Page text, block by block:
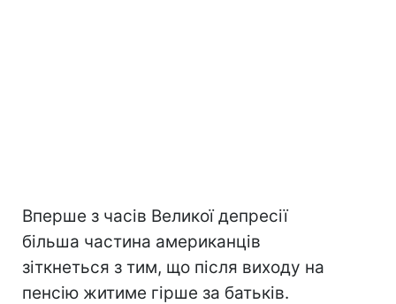
Вперше з часів Великої депресії
більша частина американців
зіткнеться з тим, що після виходу на
пенсію житиме гірше за батьків.